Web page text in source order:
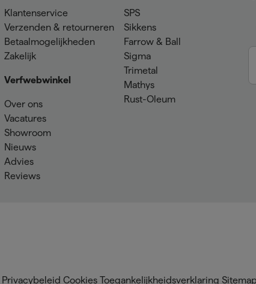
Klantenservice
Verzenden & retourneren
Betaalmogelijkheden
Zakelijk
Verfwebwinkel
Over ons
Vacatures
Showroom
Nieuws
Advies
Reviews
SPS
Sikkens
Farrow & Ball
Sigma
Trimetal
Mathys
Rust-Oleum
Privacybeleid Cookies Toegankelijkheidsverklaring Sitemap